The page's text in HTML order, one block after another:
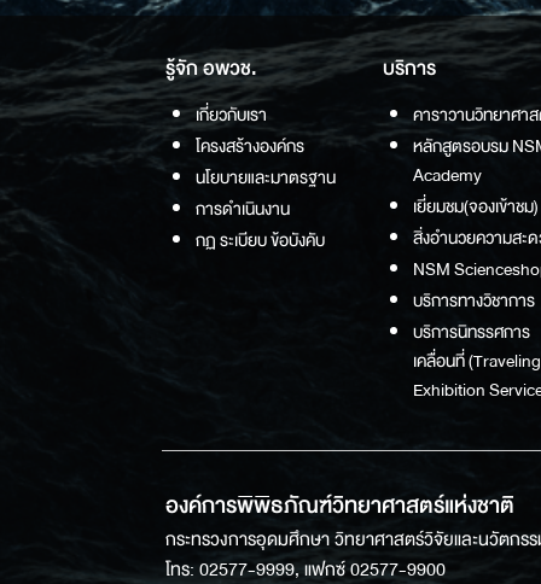
รู้จัก อพวช.
เกี่ยวกับเรา
โครงสร้างองค์กร
นโยบายและมาตรฐาน
การดำเนินงาน
กฏ ระเบียบ ข้อบังคับ
บริการ
คาราวานวิทยาศา
หลักสูตรอบรม
Academy
เยี่ยมชม(จองเข้าชม)
สิ่งอำนวยความสะ
NSM
บริการทางวิชาการ
บริการนิทรรศการ
เคลื่อนที่ (Traveling
Exhibition
องค์การพิพิธภัณฑ์วิทยาศาสตร์แห่งชาติ
กระทรวงการอุดมศึกษา วิทยาศาสตร์วิจัยและนวัตก
โทร: 02577-9999, แฟกซ์ 02577-9900